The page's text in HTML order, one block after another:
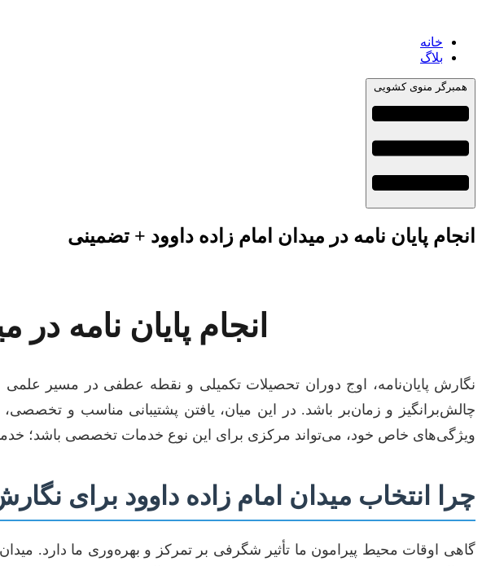
خانه
بلاگ
همبرگر منوی کشویی
انجام پایان نامه در میدان امام زاده داوود + تضمینی
انجام پایان نامه
نگارش پایان‌نامه، اوج دوران تحصیلات تکمیلی و نقطه عطفی در مسیر
چالش‌برانگیز و زمان‌بر باشد. در این میان، یافتن پشتیبانی مناسب و تخصصی،
ویژگی‌های خاص خود، می‌تواند مرکزی برای این نوع خدمات تخصصی باشد؛
چرا انتخاب میدان امام زاده داوود برای
گاهی اوقات محیط پیرامون ما تأثیر شگرفی بر تمرکز و بهره‌وری ما دارد.